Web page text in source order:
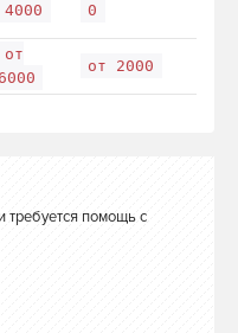
4000 0
от
от 2000
требуется помощь с